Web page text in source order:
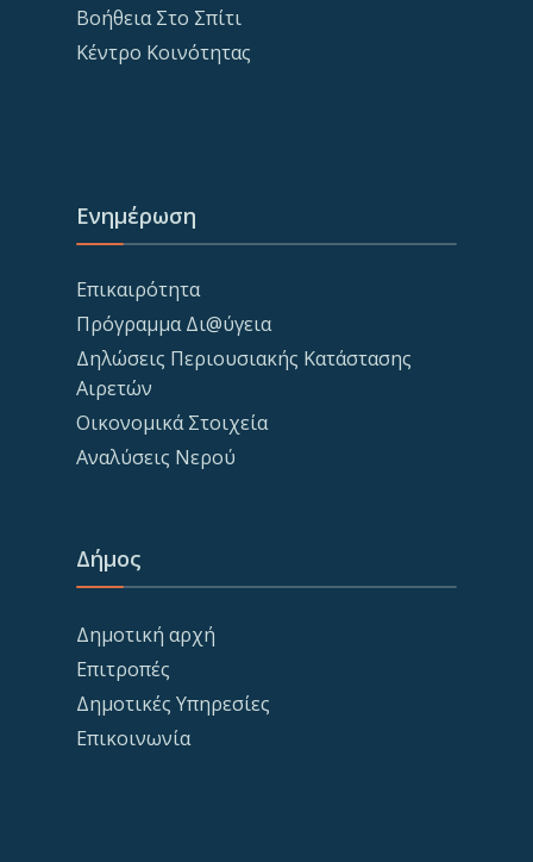
Βοήθεια Στο Σπίτι
Κέντρο Κοινότητας
Ενημέρωση
Επικαιρότητα
Πρόγραμμα Δι@ύγεια
Δηλώσεις Περιουσιακής Κατάστασης
Αιρετών
Οικονομικά Στοιχεία
Αναλύσεις Νερού
Δήμος
Δημοτική αρχή
Επιτροπές
Δημοτικές Υπηρεσίες
Επικοινωνία